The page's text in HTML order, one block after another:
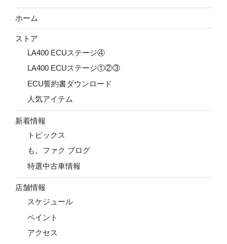
ホーム
ストア
LA400 ECUステージ④
LA400 ECUステージ①②③
ECU誓約書ダウンロード
人気アイテム
新着情報
トピックス
も。ファク ブログ
特選中古車情報
店舗情報
スケジュール
ペイント
アクセス